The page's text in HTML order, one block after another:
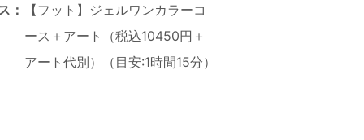
：
【フット】ジェルワンカラーコ
ース＋アート（税込10450円＋
アート代別）（目安:1時間15分）